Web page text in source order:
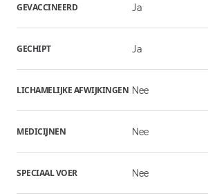
GEVACCINEERD Ja
GECHIPT Ja
LICHAMELIJKE AFWIJKINGEN Nee
MEDICIJNEN Nee
SPECIAAL VOER Nee